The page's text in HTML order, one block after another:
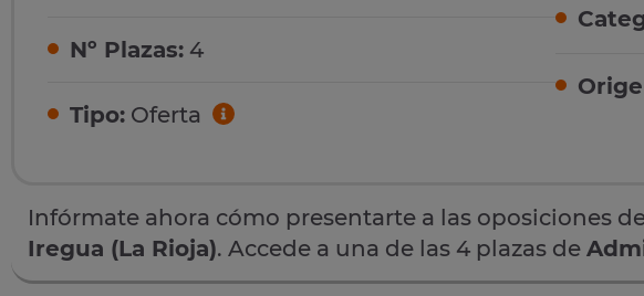
Nº Plazas: 4
Tipo: Oferta
Infórmate ahora cómo presentarte a las oposiciones
Iregua (La Rioja). Accede a una de las 4 plazas de